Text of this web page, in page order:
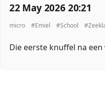
22 May 2026 20:21
micro #Emiel #School
Die eerste knuffel na